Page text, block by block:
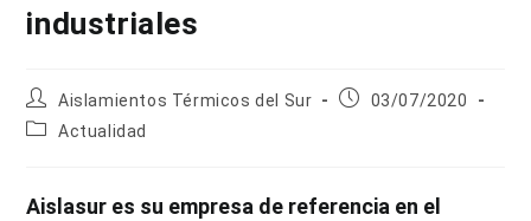
industriales
Autor
de
la
Aislamientos Térmicos del Sur
Publicación
03/07/2020
Categoría
entrada:
Actualidad
Aislasur es su empresa de referencia en el